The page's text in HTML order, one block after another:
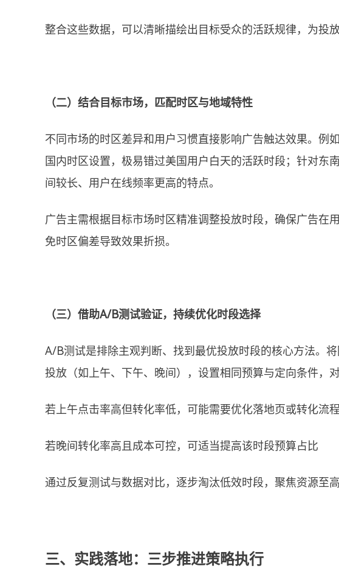
整合这些数据，可以清晰描绘出目标受众的活跃规律，为投
（二）结合目标市场，匹配时区与地域特性
不同市场的时区差异和用户习惯直接影响广告触达效果。例
国内时区设置，极易错过美国用户白天的活跃时段；针对东
间较长、用户在线频率更高的特点。
广告主需根据目标市场时区精准调整投放时段，确保广告在
免时区偏差导致效果折损。
（三）借助A/B测试验证，持续优化时段选择
A/B测试是排除主观判断、找到最优投放时段的核心方法。
投放（如上午、下午、晚间），设置相同预算与定向条件，
若上午点击率高但转化率低，可能需要优化落地页或转化流程
若晚间转化率高且成本可控，可适当提高该时段预算占比
通过反复测试与数据对比，逐步淘汰低效时段，聚焦资源至
三、实践落地：三步推进策略执行